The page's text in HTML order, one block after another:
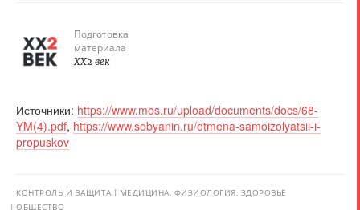
Подготовка
материала
XX2 век
Источники: https://www.mos.ru/upload/documents/docs/68-
YM(4).pdf, https://www.sobyanin.ru/otmena-samoizolyatsii-i-
propuskov
КОНТРОЛЬ И ЗАЩИТА
МЕДИЦИНА, ФИЗИОЛОГИЯ, ЗДОРОВЬЕ
ОБЩЕСТВО